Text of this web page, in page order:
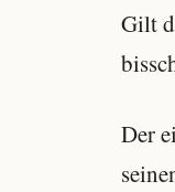
Gilt
Der